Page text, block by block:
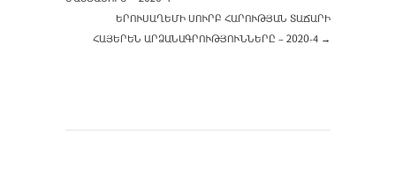
ԵՐՈՒՍԱՂԵՄԻ ՍՈՒՐԲ ՀԱՐՈՒԹՅԱՆ ՏԱՃԱՐԻ
ՀԱՅԵՐԵՆ ԱՐՁԱՆԱԳՐՈՒԹՅՈՒՆՆԵՐԸ – 2020-4 →